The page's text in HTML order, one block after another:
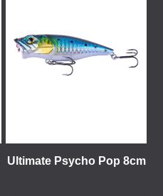
Ultimate Psycho Pop 8cm